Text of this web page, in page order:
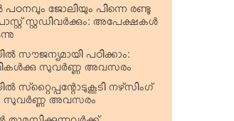
പഠനവും ജോലിയും പിന്നെ രണ്ടു
സ്റ്റഡിവര്‍ക്കും: അപേക്ഷകള്‍
സൗജന്യമായി പഠിക്കാം:
സുവര്‍ണ്ണ അവസരം
സ്‌റ്റൈപ്പന്റോടുകൂടി നഴ്‌സിംഗ്
സുവര്‍ണ്ണ അവസരം